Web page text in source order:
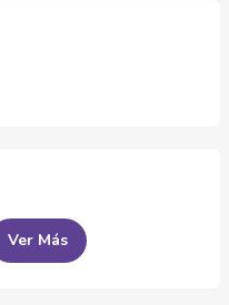
Ver Más